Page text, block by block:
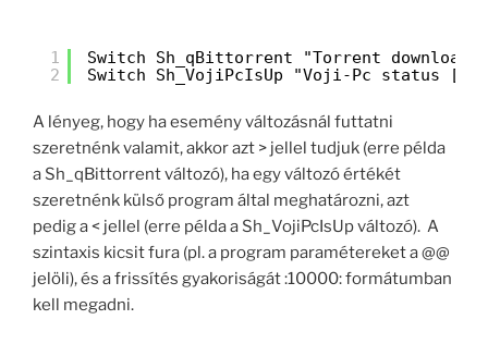
1
2
Switch Sh_qBittorrent "Torrent download
Switch Sh_VojiPcIsUp "Voji-Pc status
A lényeg, hogy ha esemény változásnál futtatni
szeretnénk valamit, akkor azt > jellel tudjuk (erre példa
a Sh_qBittorrent változó), ha egy változó értékét
szeretnénk külső program által meghatározni, azt
pedig a < jellel (erre példa a Sh_VojiPcIsUp változó). A
szintaxis kicsit fura (pl. a program paramétereket a @@
jelöli), és a frissítés gyakoriságát :10000: formátumban
kell megadni.